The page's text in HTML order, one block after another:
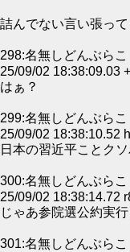
詰んでない言い張っ
298:名無しどんぶらこ
25/09/02 18:38:09.03
はぁ？
299:名無しどんぶらこ
25/09/02 18:38:10.52
日本の習近平ことク
300:名無しどんぶらこ
25/09/02 18:38:14.72
じゃあ参院選公約実
301:名無しどんぶらこ